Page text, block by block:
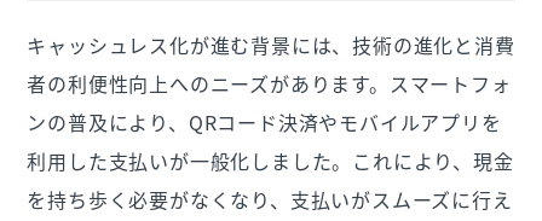
キャッシュレス化が進む背景には、技術の進化と消費
者の利便性向上へのニーズがあります。スマートフォ
ンの普及により、QRコード決済やモバイルアプリを
利用した支払いが一般化しました。これにより、現金
を持ち歩く必要がなくなり、支払いがスムーズに行え